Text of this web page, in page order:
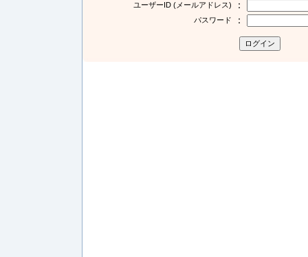
ユーザーID (メールアドレス) ：
パスワード ：